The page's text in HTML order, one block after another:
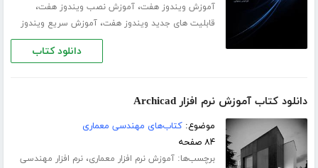
آموزش ویندوز هفت،آموزش نصب ویندوز هفت،
قابلیت های جدید ویندوز هفت،آموزش سریع ویندوز
دانلود کتاب
دانلود کتاب آموزش نرم افزار Archicad
موضوع:کتاب‌های مهندسی معماری
۸۴ صفحه
برچسب‌ها:آموزش نرم افزار معماری،نرم افزار مهندسی